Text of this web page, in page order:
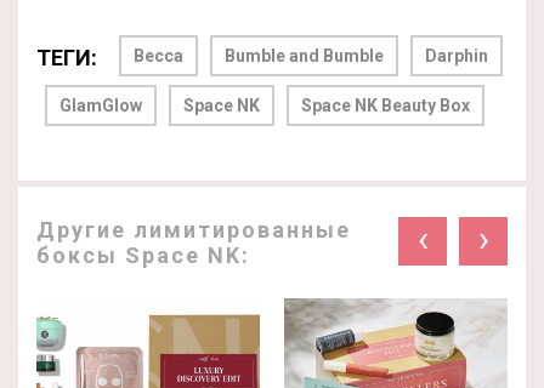
ТЕГИ: Becca Bumble and Bumble Darphin
GlamGlow Space NK Space NK Beauty Box
Другие лимитированные
боксы Space NK:
‹ ›